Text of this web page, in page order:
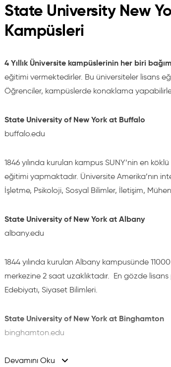
Okul Ücretleri;
4 yıllık Lisans Programları Ücretleri
Okul Ücreti:12000 USD
College Fee;100 USD
Student Fee:640 USD
Kitaplar ve Metaryaller:840 USD
Ulaşım harcamaları:
2 yıllık Devlet kolejleri (Community Colleges)
Okul ücreti:9200 USD
College Fee:100
State University New
Kampüsleri
4 Yıllık Üniversite kampüslerinin her biri
eğitimi vermektedirler. Bu üniversiteler lisans
Öğrenciler, kampüslerde konaklama
State University of New York at Buffalo
buffalo.edu
1846 yılında kurulan kampus SUNY’nin en
eğitimi yapmaktadır. Üniversite Amerika’nın
İşletme, Psikoloji, Sosyal Bilimler, İletişim,
State University of New York at Albany
albany.edu
1844 yılında kurulan Albany kampusünde
merkezine 2 saat uzaklıktadır. En gözde
Edebiyatı, Siyaset Bilimleri.
State University of New York at Binghamton
binghamton.edu
Üniversite 1946 yılında kurulmuştur. 9872
Devamını Oku